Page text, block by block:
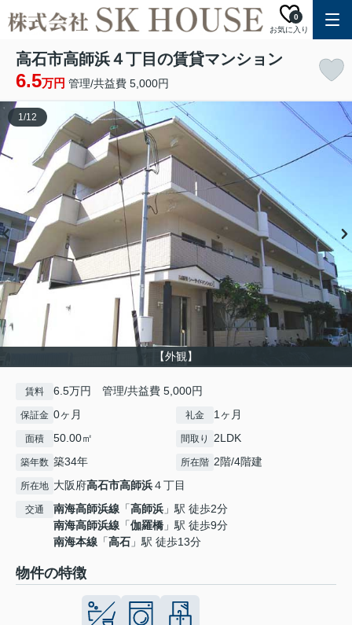
お気に入り
0
高石市高師浜４丁目の賃貸マンション
6.5万円 管理/共益費 5,000円
【外観】
1/12
賃料 6.5万円 管理/共益費 5,000円
保証金 0ヶ月 礼金 1ヶ月
面積 50.00㎡ 間取り 2LDK
築年数 築34年 所在階 2階/4階建
所在地 大阪府高石市高師浜４丁目
交通 南海高師浜線 「高師浜 」駅 徒歩2分
南海高師浜線 「伽羅橋 」駅 徒歩9分
南海本線 「高石 」駅 徒歩13分
物件の特徴